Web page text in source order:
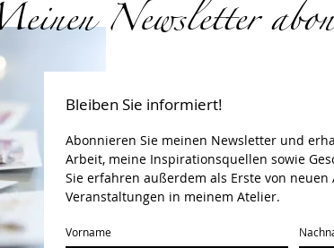
Newsletter
Bleiben Sie informiert!
Abonnieren Sie meinen Newsletter und
Arbeit, meine Inspirationsquellen sowie
Sie erfahren außerdem als Erste von
Veranstaltungen in meinem Atelier.
Vorname